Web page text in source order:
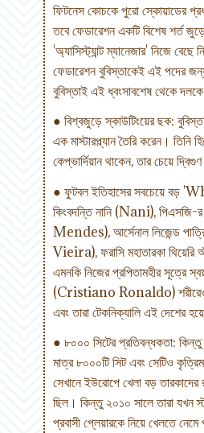
ফিটনেস কোচকে পুরো স্কোয়াডের
তবে ফেডারেশন একটি বিশেষ শর্ত
'অ্যাসিস্ট্যান্ট ম্যানেজার' নিজে
ফেডারেশন বুবিস্তাকেই এই পদের
বুবিস্তাই এই ধ্বংসাবশেষ থেকে
● বিশ্বজুড়ে স্কাউটিংয়ের ছক:
এক মাস্টারপ্ল্যান তৈরি করেন। তিনি
কেপ্ভার্দিয়ান থাকেন, তার চেয়ে
● ফুটবল ইতিহাসের সবচেয়ে বড়
কিংবদন্তি নানি (Nani),
Mendes), আর্সেনাল লিজেন্ড
Vieira), ফরাসি মহাতারকা
এমনকি নিজের প্রপিতামহীর সূত্রে
(Cristiano Ronaldo) শরীরেও
এবং তারা টেকনিক্যালি এই দেশের
● ৮০০০ সিটের প্রতিবন্ধকতা: কিন্তু
মাত্র ৮০০০টি সিট এবং সেটিও
সেখানে ইউরোপে খেলা বড় তারকাদের
ছিল। কিন্তু ২০১০ সালে তারা যখন
প্রবাসী প্লেয়ারকে নিয়ে খেলতে